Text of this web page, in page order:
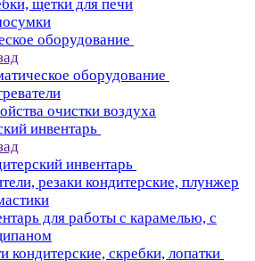
щетки для печи
оборудование
оборудование
очистки воздуха
инвентарь
инвентарь
резаки кондитерские, плунжер
для работы с карамелью, с
кондитерские, скребки, лопатки